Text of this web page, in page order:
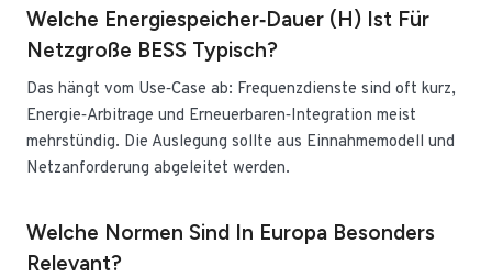
Welche Energiespeicher‑Dauer (h) Ist Für
Netzgroße BESS Typisch?
Das hängt vom Use‑Case ab: Frequenzdienste sind oft kurz,
Energie‑Arbitrage und Erneuerbaren‑Integration meist
mehrstündig. Die Auslegung sollte aus Einnahmemodell und
Netzanforderung abgeleitet werden.
Welche Normen Sind In Europa Besonders
Relevant?